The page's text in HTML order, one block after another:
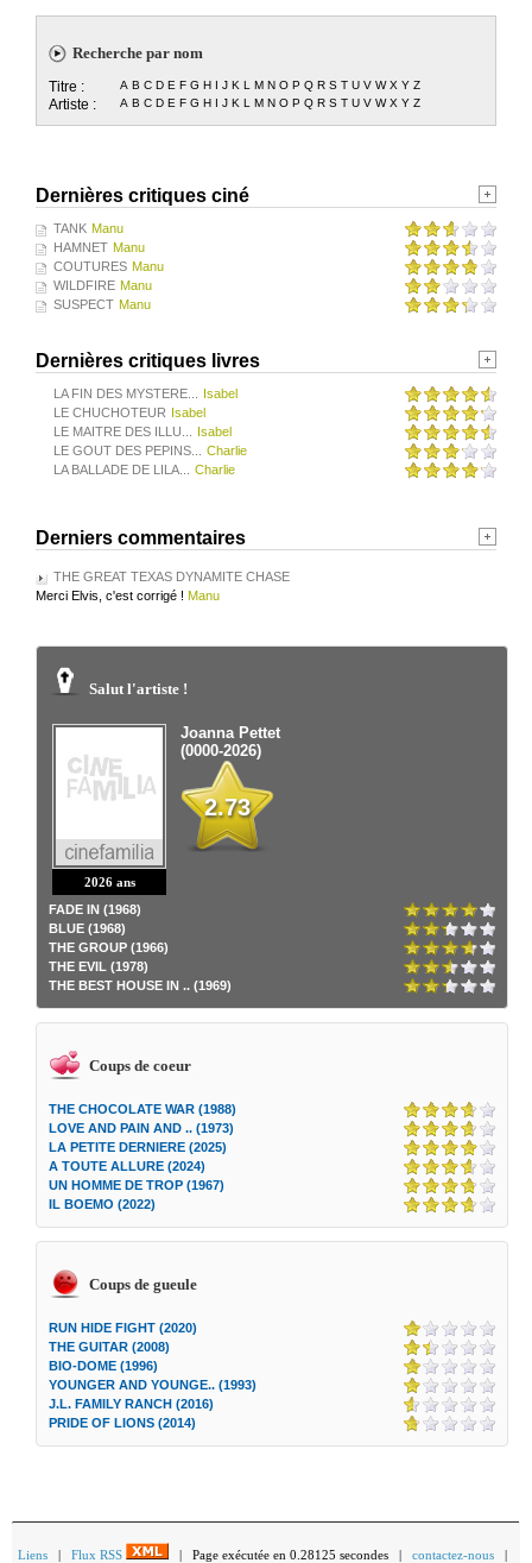
Recherche par nom
Titre : A B C D E F G H I J K L M N O P Q R S T U V W X Y Z
Artiste : A B C D E F G H I J K L M N O P Q R S T U V W X Y Z
Dernières critiques ciné
TANK Manu
HAMNET Manu
COUTURES Manu
WILDFIRE Manu
SUSPECT Manu
Dernières critiques livres
LA FIN DES MYSTERE...
Isabel
LE CHUCHOTEUR Isabel
LE MAITRE DES ILLU...
Isabel
LE GOUT DES PEPINS...
Charlie
LA BALLADE DE LILA...
Charlie
Derniers commentaires
THE GREAT TEXAS DYNAMITE CHASE
Merci Elvis, c'est corrigé ! Manu
Salut l'artiste !
2026 ans
Joanna Pettet
(0000-2026)
2.73
FADE IN (1968)
BLUE (1968)
THE GROUP (1966)
THE EVIL (1978)
THE BEST HOUSE IN .. (1969)
Coups de coeur
THE CHOCOLATE WAR (1988)
LOVE AND PAIN AND .. (1973)
LA PETITE DERNIERE (2025)
A TOUTE ALLURE (2024)
UN HOMME DE TROP (1967)
IL BOEMO (2022)
Coups de gueule
RUN HIDE FIGHT (2020)
THE GUITAR (2008)
BIO-DOME (1996)
YOUNGER AND YOUNGE.. (1993)
J.L. FAMILY RANCH (2016)
PRIDE OF LIONS (2014)
Liens | Flux RSS | Page exécutée en 0.28125 secondes | contactez-nous |